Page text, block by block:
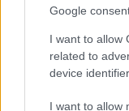
Google
I want to allow
related to
device
I want to allow
Πιάστηκαν
54